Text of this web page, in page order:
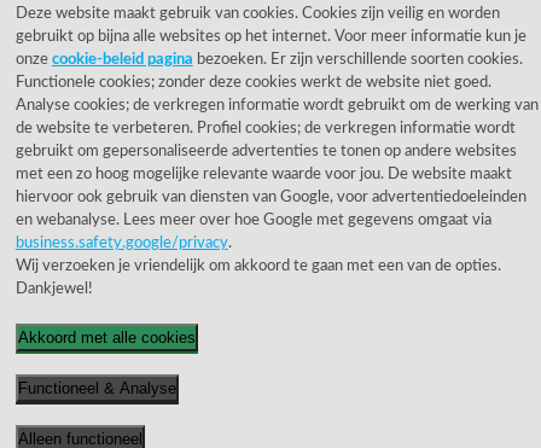
© 1955 - 2026 Rietveld Licht B.V.
Deze website maakt gebruik van cookies. Cookies zijn veilig en worden
gebruikt op bijna alle websites op het internet. Voor meer informatie kun je
onze cookie-beleid pagina bezoeken. Er zijn verschillende soorten cookies.
Functionele cookies; zonder deze cookies werkt de website niet goed.
Analyse cookies; de verkregen informatie wordt gebruikt om de werking van
de website te verbeteren. Profiel cookies; de verkregen informatie wordt
gebruikt om gepersonaliseerde advertenties te tonen op andere websites
met een zo hoog mogelijke relevante waarde voor jou. De website maakt
hiervoor ook gebruik van diensten van Google, voor advertentiedoeleinden
en webanalyse. Lees meer over hoe Google met gegevens omgaat via
business.safety.google/privacy.
Wij verzoeken je vriendelijk om akkoord te gaan met een van de opties.
Dankjewel!
Akkoord met alle cookies
Functioneel & Analyse
Alleen functioneel